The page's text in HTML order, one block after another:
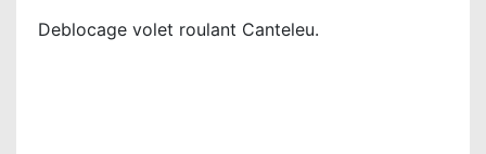
Deblocage volet roulant Canteleu.